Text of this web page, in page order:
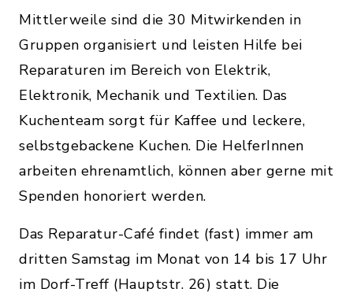
Mittlerweile sind die 30 Mitwirkenden in
Gruppen organisiert und leisten Hilfe bei
Reparaturen im Bereich von Elektrik,
Elektronik, Mechanik und Textilien. Das
Kuchenteam sorgt für Kaffee und leckere,
selbstgebackene Kuchen. Die HelferInnen
arbeiten ehrenamtlich, können aber gerne mit
Spenden honoriert werden.
Das Reparatur-Café findet (fast) immer am
dritten Samstag im Monat von 14 bis 17 Uhr
im Dorf-Treff (Hauptstr. 26) statt. Die